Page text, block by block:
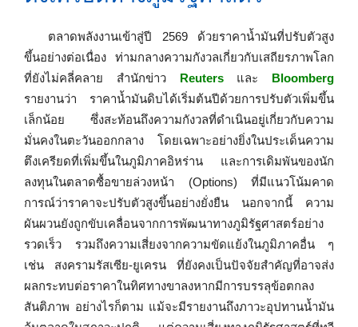
ตลาดพลังงานเข้าสู่ปี 2569 ด้วยราคาน้ำมันที่ปรับตัวสูง
ขึ้นอย่างต่อเนื่อง ท่ามกลางความกังวลเกี่ยวกับเสถียรภาพโลก
ที่ยังไม่คลี่คลาย สำนักข่าว Reutersและ Bloomberg
รายงานว่า ราคาน้ำมันดิบได้เริ่มต้นปีด้วยการปรับตัวเพิ่มขึ้น
เล็กน้อย ซึ่งสะท้อนถึงความกังวลที่ดำเนินอยู่เกี่ยวกับความ
มั่นคงในตะวันออกกลาง โดยเฉพาะอย่างยิ่งในประเด็นความ
ตึงเครียดที่เพิ่มขึ้นในภูมิภาคอิหร่าน และการเดิมพันของนัก
ลงทุนในตลาดซื้อขายล่วงหน้า (Options) ที่มีแนวโน้มคาด
การณ์ว่าราคาจะปรับตัวสูงขึ้นอย่างยั่งยืน นอกจากนี้ ความ
ผันผวนยังถูกขับเคลื่อนจากการพัฒนาทางภูมิรัฐศาสตร์อย่าง
รวดเร็ว รวมถึงความเสี่ยงจากความขัดแย้งในภูมิภาคอื่น ๆ
เช่น สงครามรัสเซีย-ยูเครน ที่ยังคงเป็นปัจจัยสำคัญที่อาจส่ง
ผลกระทบต่อราคาในทิศทางขาลงหากมีการบรรลุข้อตกลง
สันติภาพ อย่างไรก็ตาม แม้จะมีรายงานถึงภาวะอุปทานน้ำมัน